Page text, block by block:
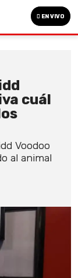
EN VIVO
cuál
Voodoo
al animal